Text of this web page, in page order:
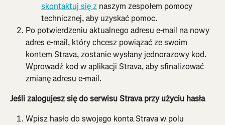
skontaktuj się z naszym zespołem pomocy
technicznej, aby uzyskać pomoc.
Po potwierdzeniu aktualnego adresu e-mail na nowy
adres e-mail, który chcesz powiązać ze swoim
kontem Strava, zostanie wysłany jednorazowy kod.
Wprowadź kod w aplikacji Strava, aby sfinalizować
zmianę adresu e-mail.
Jeśli zalogujesz się do serwisu Strava przy użyciu hasła
Wpisz hasło do swojego konta Strava w polu